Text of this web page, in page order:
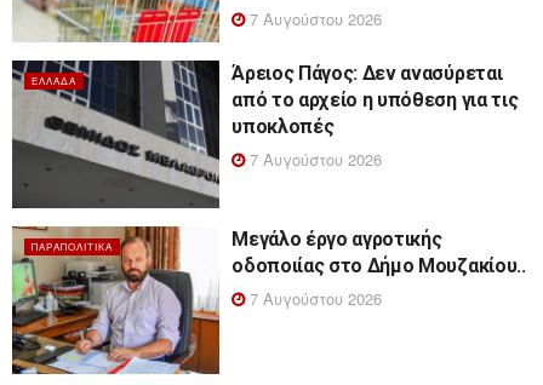
7 Αυγούστου 2026
ΕΛΛΆΔΑ
Άρειος Πάγος: Δεν ανασύρεται
από το αρχείο η υπόθεση για τις
υποκλοπές
7 Αυγούστου 2026
ΠΑΡΑΠΟΛΙΤΙΚΆ
Μεγάλο έργο αγροτικής
οδοποιίας στο Δήμο Μουζακίου..
7 Αυγούστου 2026